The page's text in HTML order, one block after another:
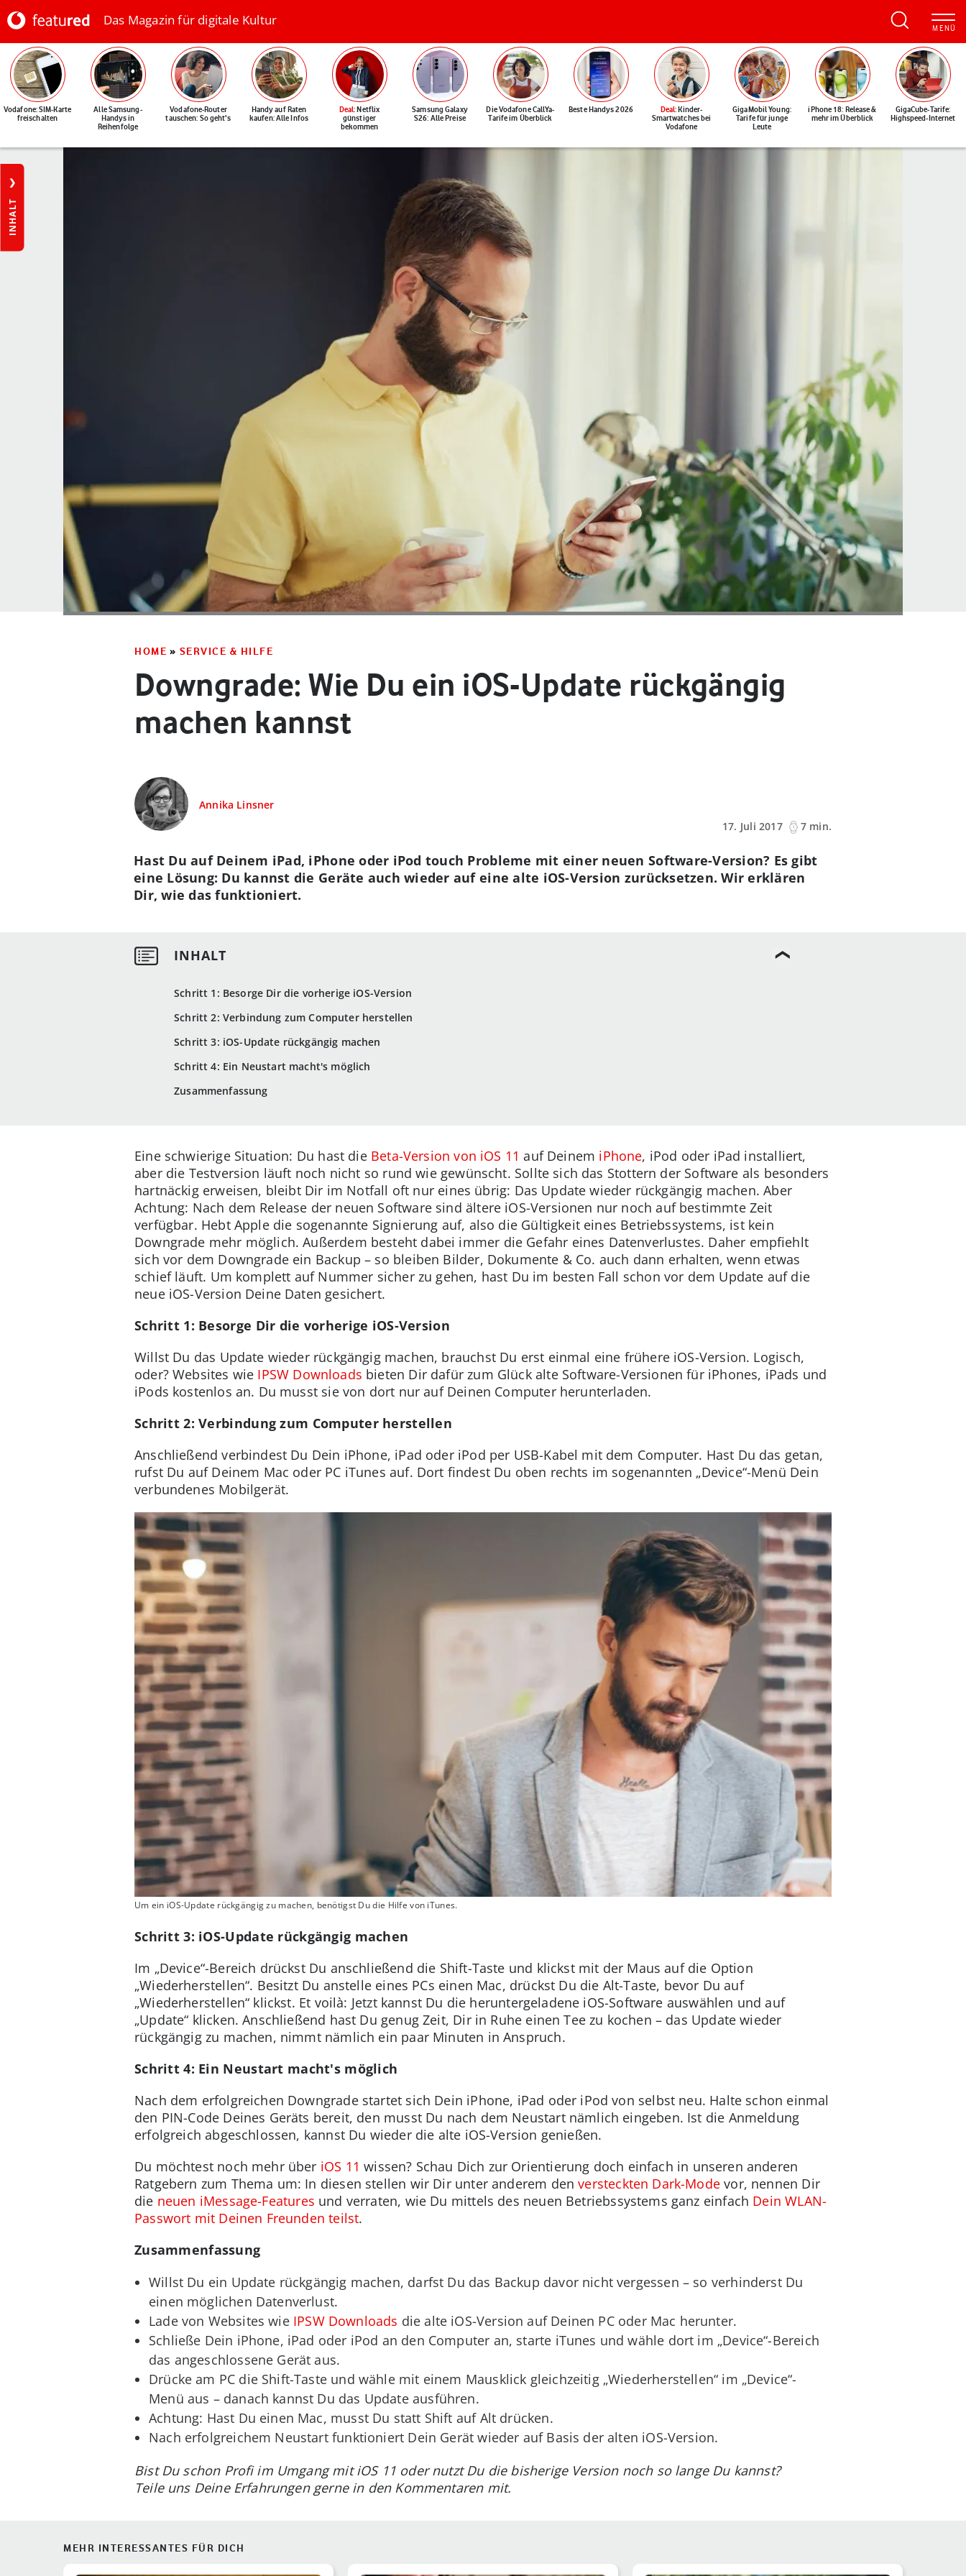
Das Magazin für digitale Kultur
Vodafone: SIM-Karte
freischalten
Alle Samsung-
Handys in
Reihenfolge
Vodafone-Router
tauschen: So geht's
Handy auf Raten
kaufen: Alle Infos
Deal: Netflix
günstiger
bekommen
Samsung Galaxy
S26: Alle Preise
Die Vodafone CallYa-
Tarife im Überblick
Beste Handys 2026 Deal: Kinder-
Smartwatches bei
Vodafone
GigaMobil Young:
Tarife für junge
Leute
iPhone 18: Release &
mehr im Überblick
GigaCube-Tarife:
Highspeed-Internet
INHALT
HOME » SERVICE & HILFE
Downgrade: Wie Du ein iOS-Update rückgängig
machen kannst
Annika Linsner
17. Juli 2017
7 min.
Schritt 1: Besorge Dir die vorherige iOS-Version
Schritt 2: Verbindung zum Computer herstellen
Schritt 3: iOS-Update rückgängig machen
Schritt 4: Ein Neustart macht's möglich
Zusammenfassung
Hast Du auf Deinem iPad, iPhone oder iPod touch Probleme mit einer neuen Software-Version? Es gibt
eine Lösung: Du kannst die Geräte auch wieder auf eine alte iOS-Version zurücksetzen. Wir erklären
Dir, wie das funktioniert.
Eine schwierige Situation: Du hast die Beta-Version von iOS 11 auf Deinem iPhone, iPod oder iPad installiert,
aber die Testversion läuft noch nicht so rund wie gewünscht. Sollte sich das Stottern der Software als besonders
hartnäckig erweisen, bleibt Dir im Notfall oft nur eines übrig: Das Update wieder rückgängig machen. Aber
Achtung: Nach dem Release der neuen Software sind ältere iOS-Versionen nur noch auf bestimmte Zeit
verfügbar. Hebt Apple die sogenannte Signierung auf, also die Gültigkeit eines Betriebssystems, ist kein
Downgrade mehr möglich. Außerdem besteht dabei immer die Gefahr eines Datenverlustes. Daher empfiehlt
sich vor dem Downgrade ein Backup – so bleiben Bilder, Dokumente & Co. auch dann erhalten, wenn etwas
schief läuft. Um komplett auf Nummer sicher zu gehen, hast Du im besten Fall schon vor dem Update auf die
neue iOS-Version Deine Daten gesichert.
Schritt 1: Besorge Dir die vorherige iOS-Version
Willst Du das Update wieder rückgängig machen, brauchst Du erst einmal eine frühere iOS-Version. Logisch,
oder? Websites wie IPSW Downloads bieten Dir dafür zum Glück alte Software-Versionen für iPhones, iPads und
iPods kostenlos an. Du musst sie von dort nur auf Deinen Computer herunterladen.
Schritt 2: Verbindung zum Computer herstellen
Anschließend verbindest Du Dein iPhone, iPad oder iPod per USB-Kabel mit dem Computer. Hast Du das getan,
rufst Du auf Deinem Mac oder PC iTunes auf. Dort findest Du oben rechts im sogenannten „Device“-Menü Dein
verbundenes Mobilgerät.
Um ein iOS-Update rückgängig zu machen, benötigst Du die Hilfe von iTunes.
Schritt 3: iOS-Update rückgängig machen
Im „Device“-Bereich drückst Du anschließend die Shift-Taste und klickst mit der Maus auf die Option
„Wiederherstellen“. Besitzt Du anstelle eines PCs einen Mac, drückst Du die Alt-Taste, bevor Du auf
„Wiederherstellen“ klickst. Et voilà: Jetzt kannst Du die heruntergeladene iOS-Software auswählen und auf
„Update“ klicken. Anschließend hast Du genug Zeit, Dir in Ruhe einen Tee zu kochen – das Update wieder
rückgängig zu machen, nimmt nämlich ein paar Minuten in Anspruch.
Schritt 4: Ein Neustart macht's möglich
Nach dem erfolgreichen Downgrade startet sich Dein iPhone, iPad oder iPod von selbst neu. Halte schon einmal
den PIN-Code Deines Geräts bereit, den musst Du nach dem Neustart nämlich eingeben. Ist die Anmeldung
erfolgreich abgeschlossen, kannst Du wieder die alte iOS-Version genießen.
Du möchtest noch mehr über iOS 11 wissen? Schau Dich zur Orientierung doch einfach in unseren anderen
Ratgebern zum Thema um: In diesen stellen wir Dir unter anderem denversteckten Dark-Mode vor, nennen Dir
die neuen iMessage-Features und verraten, wie Du mittels des neuen Betriebssystems ganz einfach Dein WLAN-
Passwort mit Deinen Freunden teilst.
Zusammenfassung
Willst Du ein Update rückgängig machen, darfst Du das Backup davor nicht vergessen – so verhinderst Du
einen möglichen Datenverlust.
Lade von Websites wie IPSW Downloads die alte iOS-Version auf Deinen PC oder Mac herunter.
Schließe Dein iPhone, iPad oder iPod an den Computer an, starte iTunes und wähle dort im „Device“-Bereich
das angeschlossene Gerät aus.
Drücke am PC die Shift-Taste und wähle mit einem Mausklick gleichzeitig „Wiederherstellen“ im „Device“-
Menü aus – danach kannst Du das Update ausführen.
Achtung: Hast Du einen Mac, musst Du statt Shift auf Alt drücken.
Nach erfolgreichem Neustart funktioniert Dein Gerät wieder auf Basis der alten iOS-Version.
Bist Du schon Profi im Umgang mit iOS 11 oder nutzt Du die bisherige Version noch so lange Du kannst?
Teile uns Deine Erfahrungen gerne in den Kommentaren mit.
MEHR INTERESSANTES FÜR DICH